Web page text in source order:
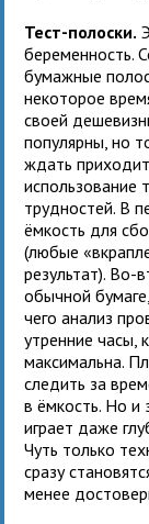
Тест-полоски.
беременность.
бумажные
некоторое
своей
популярны, но
ждать
использование
трудностей. В
ёмкость для
(любые
результат). Во-
обычной
чего анализ
утренние часы,
максимальна.
следить за
в ёмкость. Но и
играет даже
Чуть только
сразу
менее